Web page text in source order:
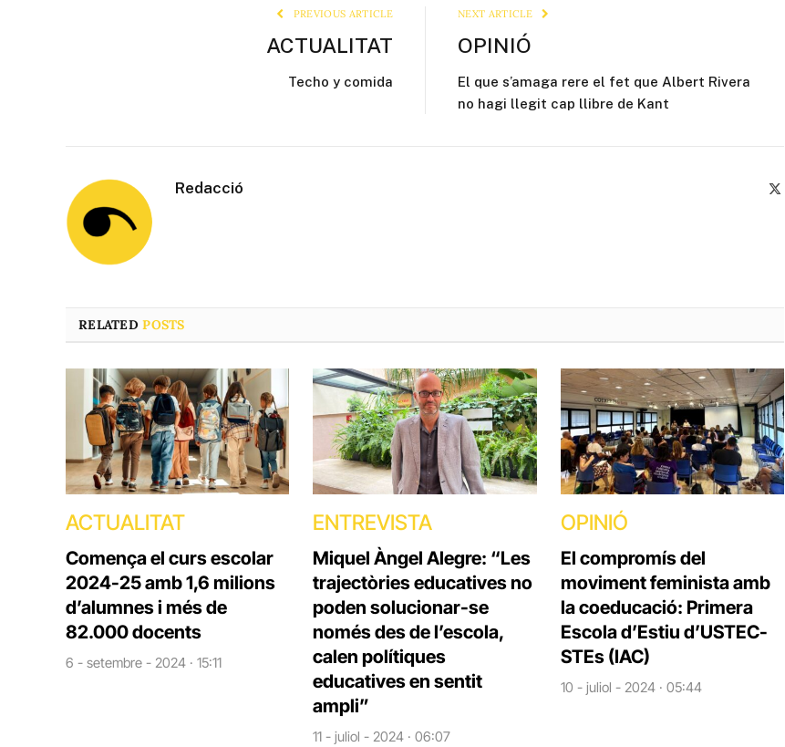
PREVIOUS ARTICLE
ACTUALITAT
Techo y comida
NEXT ARTICLE
OPINIÓ
El que s’amaga rere el fet que Albert Rivera
no hagi llegit cap llibre de Kant
Redacció
RELATEDPOSTS
ACTUALITAT
Comença el curs escolar
2024-25 amb 1,6 milions
d’alumnes i més de
82.000 docents
6 - setembre - 2024 · 15:11
ENTREVISTA
Miquel Àngel Alegre: “Les
trajectòries educatives no
poden solucionar-se
només des de l’escola,
calen polítiques
educatives en sentit
ampli”
11 - juliol - 2024 · 06:07
OPINIÓ
El compromís del
moviment feminista amb
la coeducació: Primera
Escola d’Estiu d’USTEC-
STEs (IAC)
10 - juliol - 2024 · 05:44